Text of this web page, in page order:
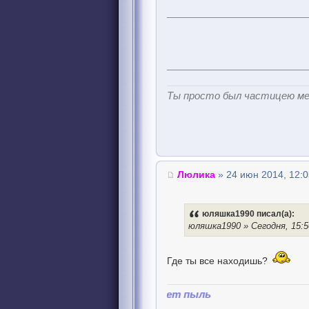
Ты просто был частицею
Люлика » 24 июн 2014,
юляшка1990 писал(а):
юляшка1990 » Сегодня,
Где ты все находишь?